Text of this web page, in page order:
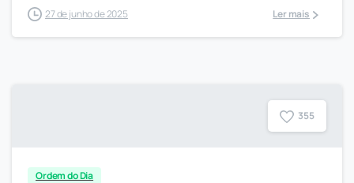
27 de junho de 2025 Ler mais
355
Ordem do Dia